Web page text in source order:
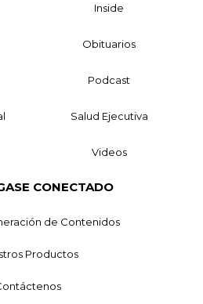
Inside
Obituarios
Podcast
Salud Ejecutiva
Videos
CONECTADO
de Contenidos
Productos